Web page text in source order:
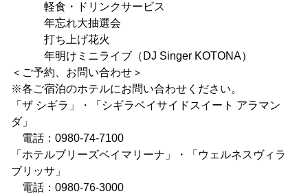
軽食・ドリンクサービス
年忘れ大抽選会
打ち上げ花火
年明けミニライブ（DJ Singer KOTONA）
＜ご予約、お問い合わせ＞
※各ご宿泊のホテルにお問い合わせください。
「ザ シギラ」・「シギラベイサイドスイート アラマン
ダ」
電話：0980-74-7100
「ホテルブリーズベイマリーナ」・「ウェルネスヴィラ
ブリッサ」
電話：0980-76-3000